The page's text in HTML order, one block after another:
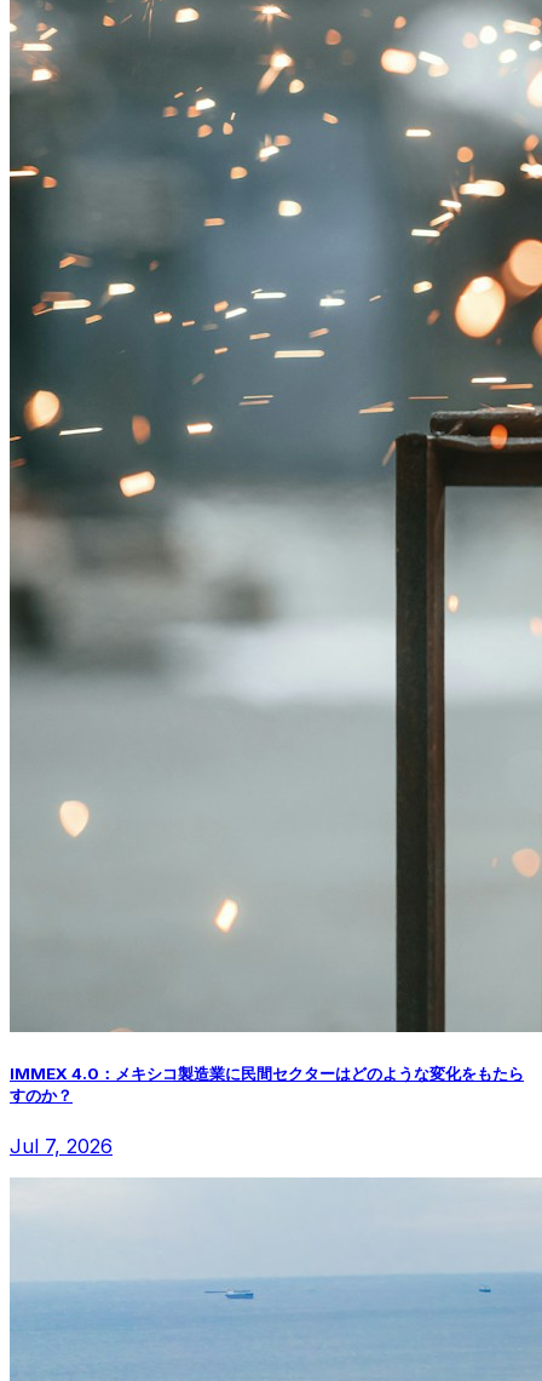
IMMEX 4.0：メキシコ製造業に民間セクターはどのような変化をもたら
すのか？
Jul 7, 2026